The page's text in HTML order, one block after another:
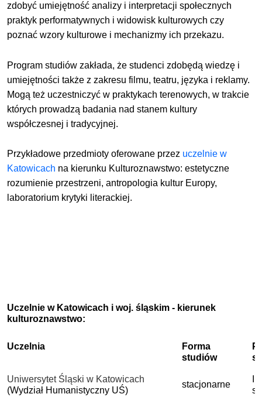
zdobyć umiejętność analizy i interpretacji społecznych
praktyk performatywnych i widowisk kulturowych czy
poznać wzory kulturowe i mechanizmy ich przekazu.
Program studiów zakłada, że studenci zdobędą wiedzę i
umiejętności także z zakresu filmu, teatru, języka i reklamy.
Mogą też uczestniczyć w praktykach terenowych, w trakcie
których prowadzą badania nad stanem kultury
współczesnej i tradycyjnej.
Przykładowe przedmioty oferowane przez uczelnie w
Katowicach na kierunku Kulturoznawstwo: estetyczne
rozumienie przestrzeni, antropologia kultur Europy,
laboratorium krytyki literackiej.
Uczelnie w Katowicach i woj. śląskim - kierunek
kulturoznawstwo:
Uczelnia
Forma
studiów
Uniwersytet Śląski w Katowicach
(Wydział Humanistyczny UŚ)
stacjonarne